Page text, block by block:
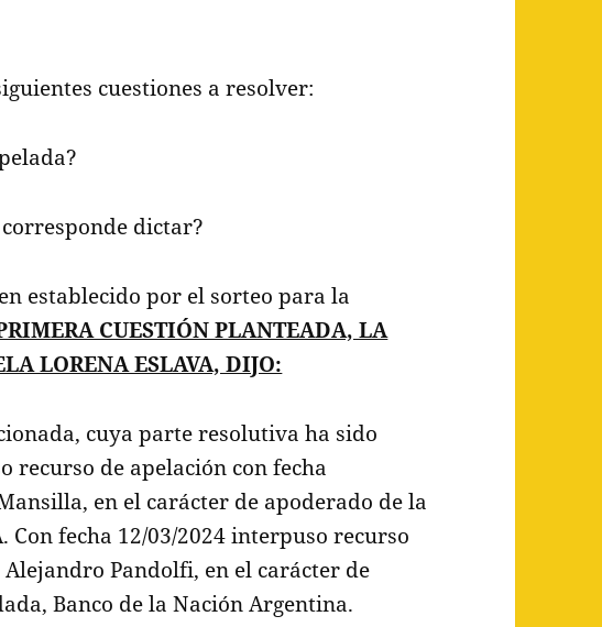
cuestiones a resolver:
dictar?
establecido por el sorteo para la
CUESTIÓN PLANTEADA, LA
LORENA ESLAVA, DIJO:
cuya parte resolutiva ha sido
recurso de apelación con fecha
en el carácter de apoderado de la
Con fecha 12/03/2024 interpuso recurso
Pandolfi, en el carácter de
Banco de la Nación Argentina.